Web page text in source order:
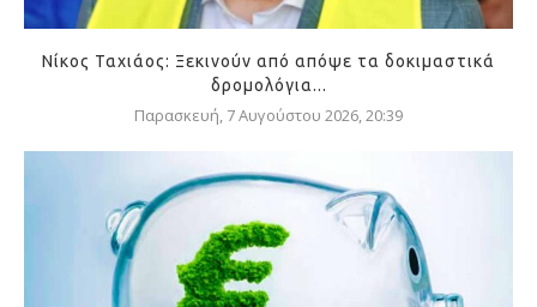
Νίκος Ταχιάος: Ξεκινούν από απόψε τα δοκιμαστικά
δρομολόγια...
Παρασκευή, 7 Αυγούστου 2026, 20:39